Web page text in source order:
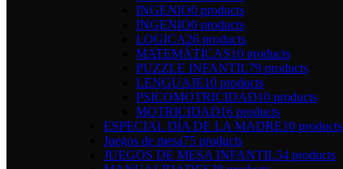
INGENIO0 products
INGENIO0 products
LOGICA26 products
MATEMÁTICAS10 products
PUZZLE INFANTIL79 products
LENGUAJE10 products
PSICOMOTRICIDAD10 products
MOTRICIDAD16 products
ESPECIAL DÍA DE LA MADRE10 products
Juegos de mesa75 products
JUEGOS DE MESA INFANTIL54 products